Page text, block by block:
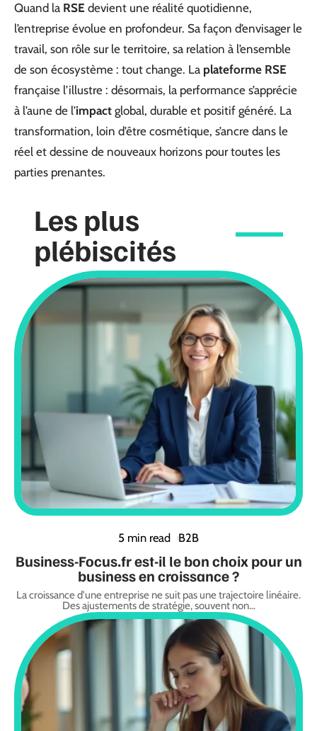
Quand la RSE devient une réalité quotidienne,
l’entreprise évolue en profondeur. Sa façon d’envisager le
travail, son rôle sur le territoire, sa relation à l’ensemble
de son écosystème : tout change. La plateforme RSE
française l’illustre : désormais, la performance s’apprécie
à l’aune de l’impact global, durable et positif généré. La
transformation, loin d’être cosmétique, s’ancre dans le
réel et dessine de nouveaux horizons pour toutes les
parties prenantes.
Les plus
plébiscités
5 min read B2B
Business-Focus.fr est-il le bon choix pour un
business en croissance ?
La croissance d'une entreprise ne suit pas une trajectoire linéaire.
Des ajustements de stratégie, souvent non…